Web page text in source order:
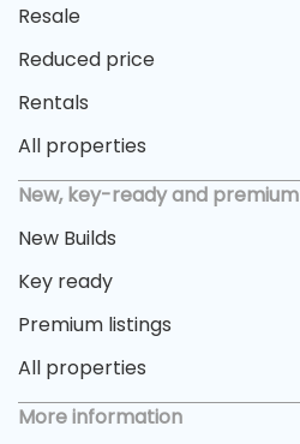
Resale
Reduced price
Rentals
All properties
New, key-ready and premium
New Builds
Key ready
Premium listings
All properties
More information